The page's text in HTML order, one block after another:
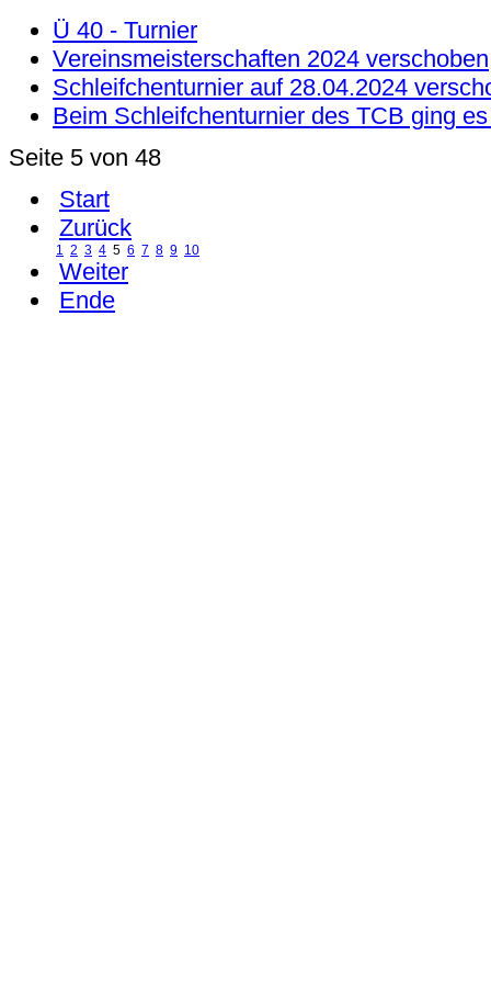
Ü 40 - Turnier
Vereinsmeisterschaften 2024 verschoben
Schleifchenturnier auf 28.04.2024
Beim Schleifchenturnier des TCB ging
Seite 5 von 48
Start
Zurück
1 2 3 4 5 6 7 8 9 10
Weiter
Ende